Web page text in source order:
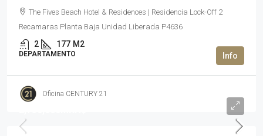
The Fives Beach Hotel & Residences | Residencia Lock-Off 2
Recamaras Planta Baja Unidad Liberada P4636
2 177 M2
DEPARTAMENTO
Oficina CENTURY 21